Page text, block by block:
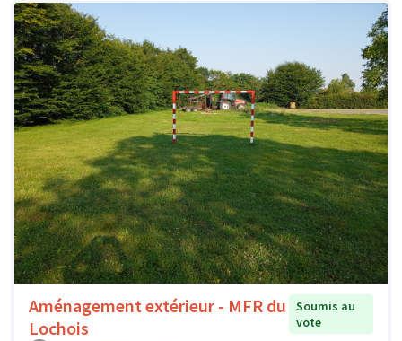
Aménagement extérieur - MFR du
Lochois
Soumis au
vote